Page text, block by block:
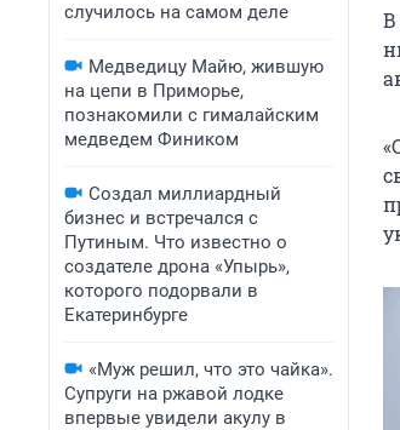
случилось на самом деле
Медведицу Майю, жившую
на цепи в Приморье,
познакомили с гималайским
медведем Фиником
Создал миллиардный
бизнес и встречался с
Путиным. Что известно о
создателе дрона «Упырь»,
которого подорвали в
Екатеринбурге
«Муж решил, что это чайка».
Супруги на ржавой лодке
впервые увидели акулу в
В